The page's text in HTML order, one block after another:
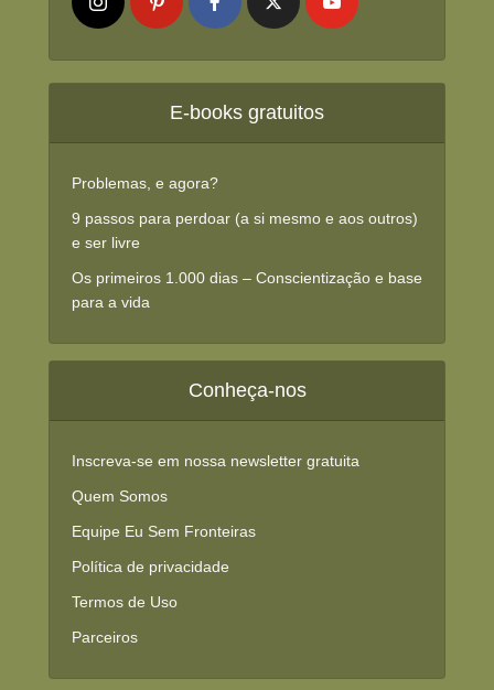
E-books gratuitos
Problemas, e agora?
9 passos para perdoar (a si mesmo e aos outros)
e ser livre
Os primeiros 1.000 dias – Conscientização e base
para a vida
Conheça-nos
Inscreva-se em nossa newsletter gratuita
Quem Somos
Equipe Eu Sem Fronteiras
Política de privacidade
Termos de Uso
Parceiros